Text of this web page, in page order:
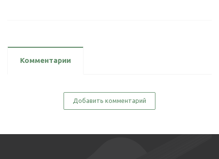
Комментарии
Добавить комментарий